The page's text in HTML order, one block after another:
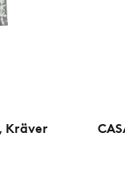
Kräver